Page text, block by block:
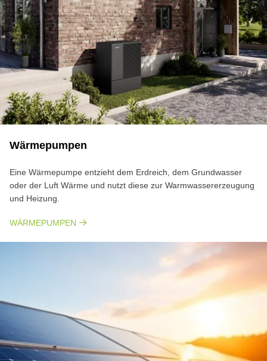
Wärmepumpen
Eine Wärmepumpe entzieht dem Erdreich, dem Grundwasser
oder der Luft Wärme und nutzt diese zur Warmwassererzeugung
und Heizung.
WÄRMEPUMPEN